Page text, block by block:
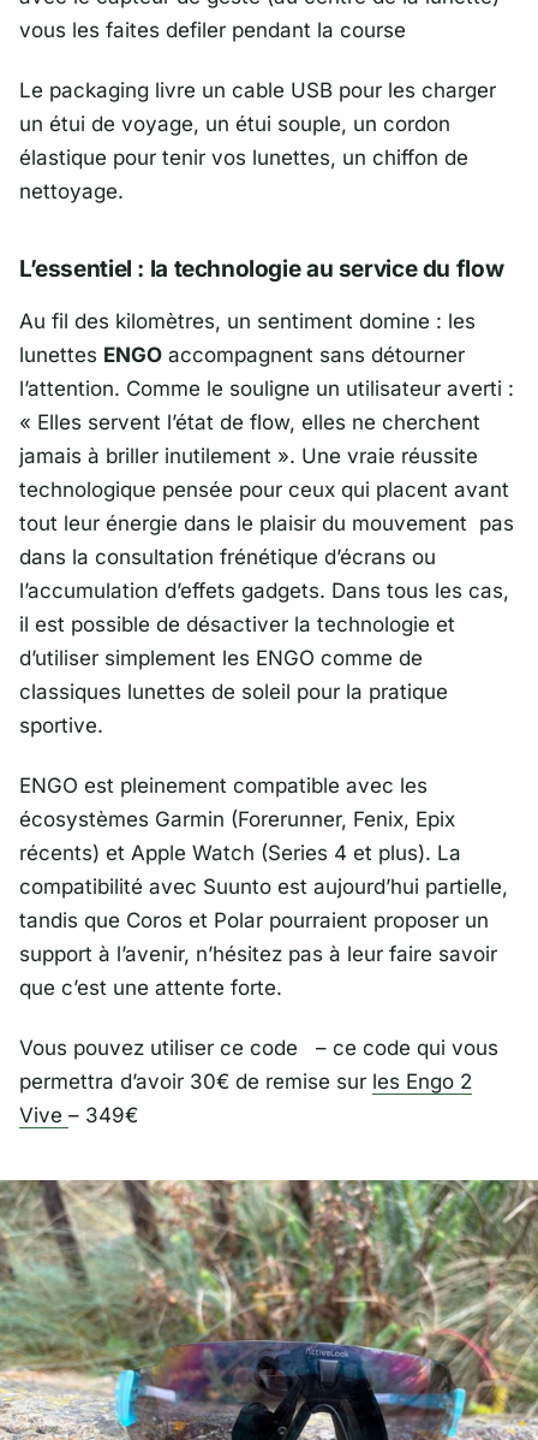
vous les faites defiler pendant la course
Le packaging livre un cable USB pour les charger
un étui de voyage, un étui souple, un cordon
élastique pour tenir vos lunettes, un chiffon de
nettoyage.
L’essentiel : la technologie au service du flow
Au fil des kilomètres, un sentiment domine : les
lunettes ENGO accompagnent sans détourner
l’attention. Comme le souligne un utilisateur averti :
« Elles servent l’état de flow, elles ne cherchent
jamais à briller inutilement ». Une vraie réussite
technologique pensée pour ceux qui placent avant
tout leur énergie dans le plaisir du mouvement pas
dans la consultation frénétique d’écrans ou
l’accumulation d’effets gadgets. Dans tous les cas,
il est possible de désactiver la technologie et
d’utiliser simplement les ENGO comme de
classiques lunettes de soleil pour la pratique
sportive.
ENGO est pleinement compatible avec les
écosystèmes Garmin (Forerunner, Fenix, Epix
récents) et Apple Watch (Series 4 et plus). La
compatibilité avec Suunto est aujourd’hui partielle,
tandis que Coros et Polar pourraient proposer un
support à l’avenir, n’hésitez pas à leur faire savoir
que c’est une attente forte.
Vous pouvez utiliser ce code – ce code qui vous
permettra d’avoir 30€ de remise sur les Engo 2
Vive – 349€